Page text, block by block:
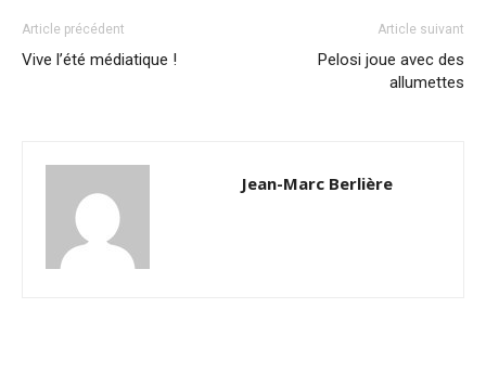
Article précédent
Vive l’été médiatique !
Article suivant
Pelosi joue avec des
allumettes
Jean-Marc Berlière